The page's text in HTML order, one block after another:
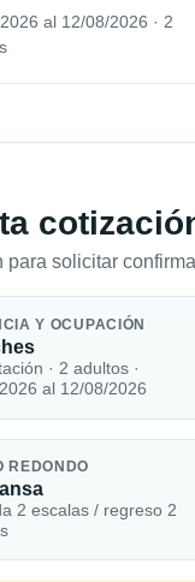
al 12/08/2026 · 2
para solicitar
Y OCUPACIÓN
· 2 adultos ·
al 12/08/2026
REDONDO
2 escalas / regreso 2